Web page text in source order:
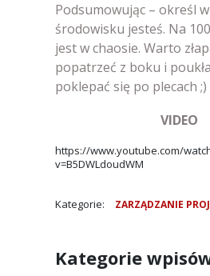
Podsumowując – określ
środowisku jesteś. Na
jest w chaosie. Warto
popatrzeć z boku i
poklepać się po plecach ;)
VIDEO
https://www.youtube.com/
v=B5DWLdoudWM
Kategorie: ZARZĄDZANIE
Kategorie